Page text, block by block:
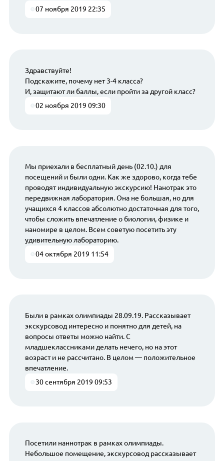
07 ноября 2019 22:35
Здравствуйте!
Подскажите, почему нет 3-4 класса?
И, защитают ли баллы, если пройти за другой класс?
02 ноября 2019 09:30
Мы приехали в бесплатный день (02.10.) для
посещений и были одни. Как же здорово, когда тебе
проводят индивидуальную экскурсию! Нанотрак это
передвижная лаборатория. Она не большая, но для
учащихся 4 классов абсолютно достаточная для того,
чтобы сложить впечатление о биологии, физике и
наномире в целом. Всем советую посетить эту
удивительную лабораторию.
04 октября 2019 11:54
Были в рамках олимпиады 28.09.19. Рассказывает
экскурсовод интересно и понятно для детей, на
вопросы ответы можно найти. С
младшеклассниками делать нечего, но на этот
возраст и не рассчитано. В целом — положительное
впечатление.
30 сентября 2019 09:53
Посетили наннотрак в рамках олимпиады.
Небольшое помещение, экскурсовод рассказывает